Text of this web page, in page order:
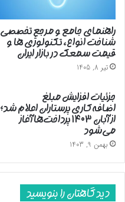
راهنمای جامع و مرجع تخصصی
شناخت انواع، تکنولوژی ها و
قیمت سمعک در بازار ایران
تیر 8, 1405
جزئیات افزایش مبلغ
اضافه‌کاری پرستاران اعلام شد؛
از آبان ۱۴۰۳ پرداخت‌ها آغاز
می‌شود
بهمن 9, 1403
دیدگاهتان را بنویسید